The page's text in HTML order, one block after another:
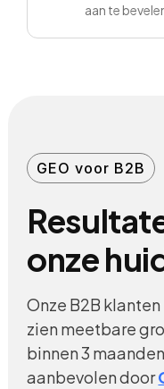
aan te
GEO voor B2B
onze
Onze B2B
zien meetbare
binnen 3
aanbevolen door